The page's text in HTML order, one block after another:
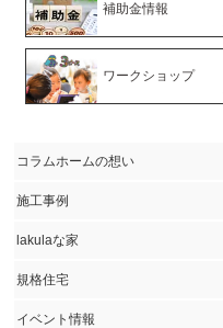
補助金情報
ワークショップ
コラムホームの想い
施工事例
lakulaな家
規格住宅
イベント情報